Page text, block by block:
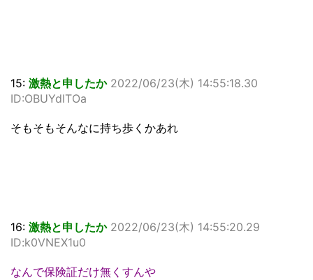
15: 激熱と申したか 2022/06/23(木) 14:55:18.30
ID:OBUYdlTOa
そもそもそんなに持ち歩くかあれ
16: 激熱と申したか 2022/06/23(木) 14:55:20.29
ID:k0VNEX1u0
なんで保険証だけ無くすんや